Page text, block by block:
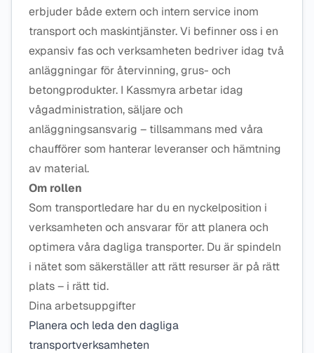
erbjuder både extern och intern service inom
transport och maskintjänster. Vi befinner oss i en
expansiv fas och verksamheten bedriver idag två
anläggningar för återvinning, grus- och
betongprodukter. I Kassmyra arbetar idag
vågadministration, säljare och
anläggningsansvarig – tillsammans med våra
chaufförer som hanterar leveranser och hämtning
av material.
Om rollen
Som transportledare har du en nyckelposition i
verksamheten och ansvarar för att planera och
optimera våra dagliga transporter. Du är spindeln
i nätet som säkerställer att rätt resurser är på rätt
plats – i rätt tid.
Dina arbetsuppgifter
Planera och leda den dagliga
transportverksamheten